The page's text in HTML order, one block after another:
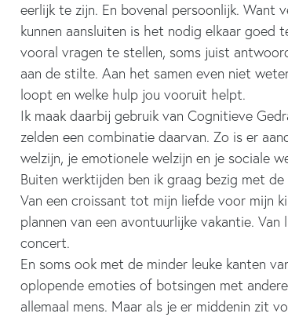
eerlijk te zijn. En bovenal persoonlijk. Want
kunnen aansluiten is het nodig elkaar goed
vooral vragen te stellen, soms juist
aan de stilte. Aan het samen even niet
loopt en welke hulp jou vooruit helpt.
Ik maak daarbij gebruik van Cognitieve
zelden een combinatie daarvan. Zo is er
welzijn, je emotionele welzijn en je sociale
Buiten werktijden ben ik graag bezig met
Van een croissant tot mijn liefde voor mijn
plannen van een avontuurlijke vakantie.
concert.
En soms ook met de minder leuke kanten
oplopende emoties of botsingen met
allemaal mens. Maar als je er middenin zit